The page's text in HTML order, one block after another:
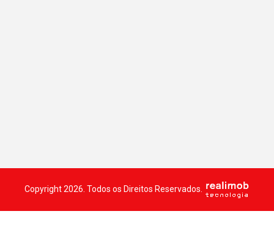
Copyright 2026. Todos os Direitos Reservados.